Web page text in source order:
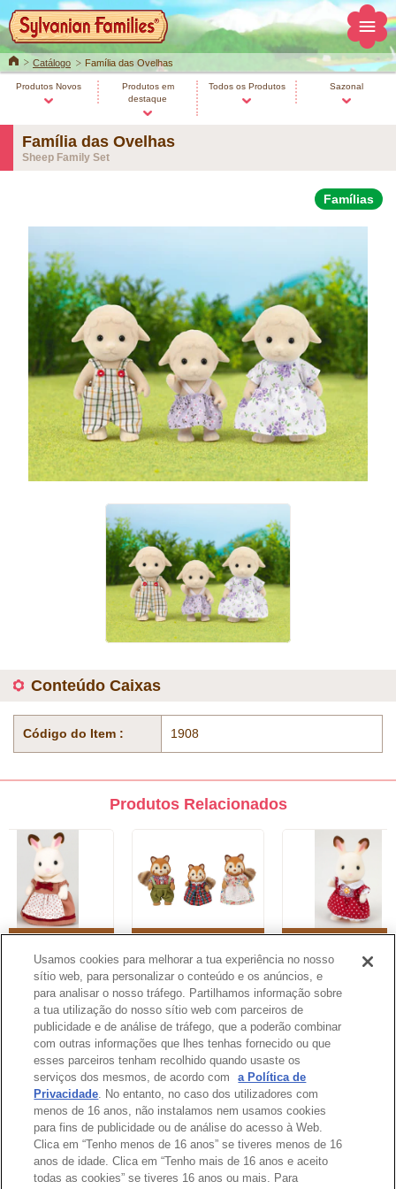
HomeCatálogo Família das Ovelhas
Produtos Novos
Produtos em
destaque
Todos os Produtos Sazonal
Família das Ovelhas
Sheep Family Set
Famílias
Conteúdo Caixas
Código do Item : 1908
Produtos Relacionados
Mother
Vermelhos
Catálogo
Topo da Página
Usamos cookies para melhorar a tua experiência no nosso
sítio web, para personalizar o conteúdo e os anúncios, e
para analisar o nosso tráfego. Partilhamos informação sobre
a tua utilização do nosso sítio web com parceiros de
publicidade e de análise de tráfego, que a poderão combinar
com outras informações que lhes tenhas fornecido ou que
esses parceiros tenham recolhido quando usaste os
serviços dos mesmos, de acordo com
a Política de
Privacidade. No entanto, no caso dos utilizadores com
menos de 16 anos, não instalamos nem usamos cookies
para fins de publicidade ou de análise do acesso à Web.
Clica em “Tenho menos de 16 anos” se tiveres menos de 16
anos de idade. Clica em “Tenho mais de 16 anos e aceito
todas as cookies” se tiveres 16 anos ou mais. Para